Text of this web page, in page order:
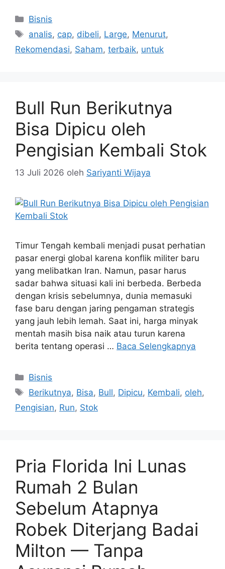
Kategori
Bisnis
Tag
analis, cap, dibeli, Large, Menurut,
Rekomendasi, Saham, terbaik, untuk
Bull Run Berikutnya
Bisa Dipicu oleh
Pengisian Kembali Stok
13 Juli 2026 oleh Sariyanti Wijaya
Timur Tengah kembali menjadi pusat perhatian
pasar energi global karena konflik militer baru
yang melibatkan Iran. Namun, pasar harus
sadar bahwa situasi kali ini berbeda. Berbeda
dengan krisis sebelumnya, dunia memasuki
fase baru dengan jaring pengaman strategis
yang jauh lebih lemah. Saat ini, harga minyak
mentah masih bisa naik atau turun karena
berita tentang operasi … Baca Selengkapnya
Kategori
Bisnis
Tag
Berikutnya, Bisa, Bull, Dipicu, Kembali, oleh,
Pengisian, Run, Stok
Pria Florida Ini Lunas
Rumah 2 Bulan
Sebelum Atapnya
Robek Diterjang Badai
Milton — Tanpa